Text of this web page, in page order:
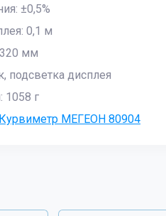
±0,5%
0,1 м
мм
подсветка дисплея
1058 г
МЕГЕОН 80904